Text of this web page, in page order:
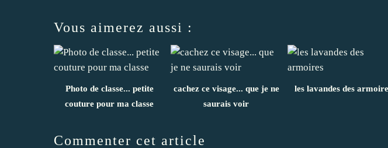
Vous aimerez aussi :
Photo de classe... petite
couture pour ma classe
cachez ce visage... que je ne
saurais voir
les lavandes des
Commenter cet article